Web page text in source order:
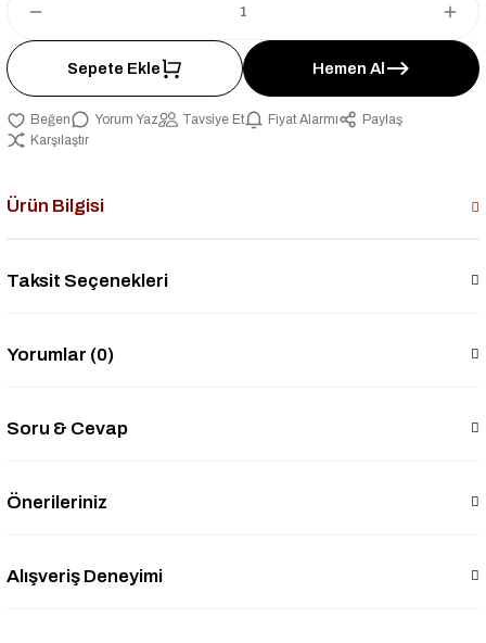
Sepete Ekle Hemen Al
Yorum Yaz Tavsiye Et Fiyat Alarmı
Paylaş
Karşılaştır
Ürün Bilgisi
Taksit Seçenekleri
Yorumlar (0)
Soru & Cevap
Önerileriniz
Alışveriş Deneyimi